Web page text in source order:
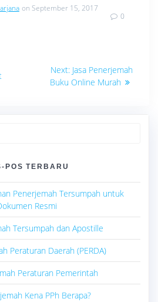
on September 15, 2017
0
Next: Next
post:
Jasa Penerjemah
Buku Online Murah
POS TERBARU
Penerjemah Tersumpah untuk
Resmi
Tersumpah dan Apostille
Peraturan Daerah (PERDA)
Peraturan Pemerintah
Kena PPh Berapa?